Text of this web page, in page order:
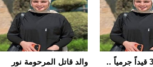
والد قاتل المرحومة نور
مخدرات و33 قيداً جرمياً ..